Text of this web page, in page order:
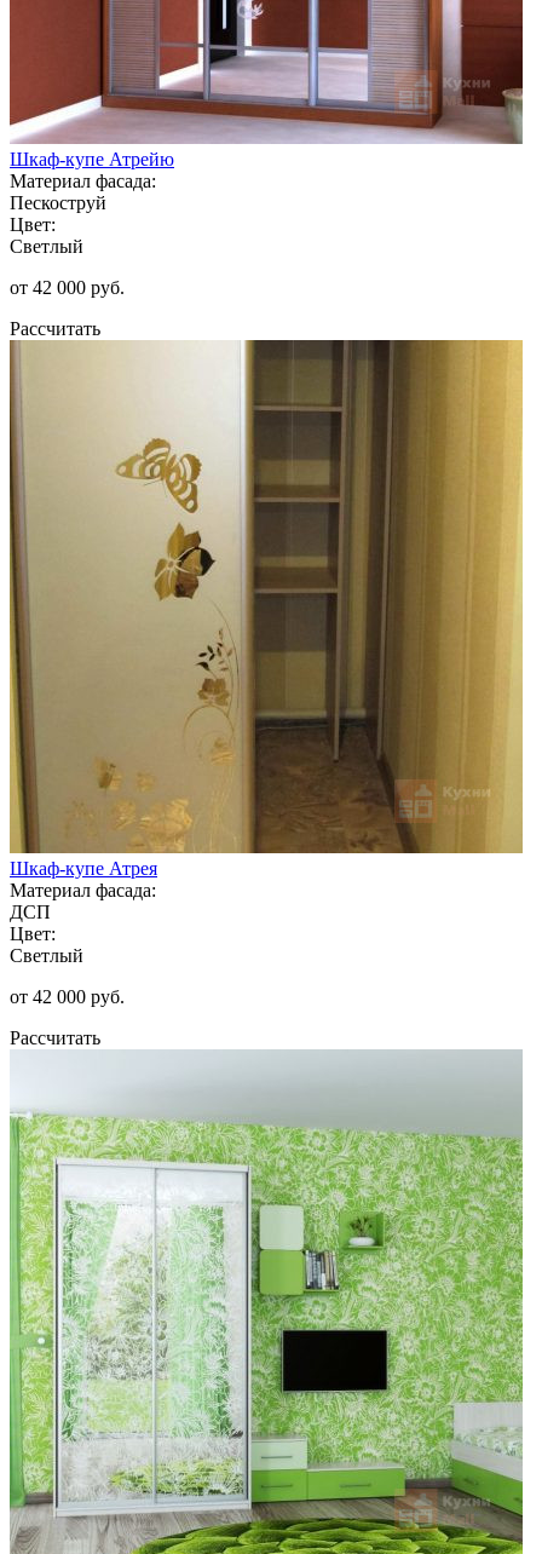
Шкаф-купе Атрейю
Материал фасада:
Пескоструй
Цвет:
Светлый
от 42 000 руб.
Рассчитать
Шкаф-купе Атрея
Материал фасада:
ДСП
Цвет:
Светлый
от 42 000 руб.
Рассчитать